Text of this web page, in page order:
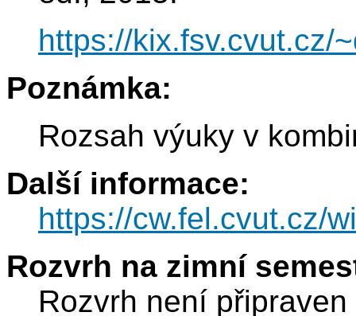
https://kix.fsv.cvut.cz/
Poznámka:
Rozsah výuky v
Další informace:
https://cw.fel.cvut.cz/
Rozvrh na zimní
Rozvrh není připraven